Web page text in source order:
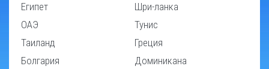
Египет
ОАЭ
Таиланд
Болгария
Шри-ланка
Тунис
Греция
Доминикана